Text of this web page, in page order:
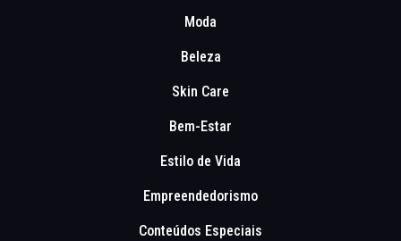
Moda
Beleza
Skin Care
Bem-Estar
Estilo de Vida
Empreendedorismo
Conteúdos Especiais